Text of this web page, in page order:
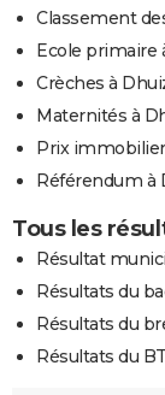
Classement
Ecole primaire
Crèches à
Maternités à
Prix
Référendum à
Tous les
Résultat
Résultats du
Résultats du
Résultats du